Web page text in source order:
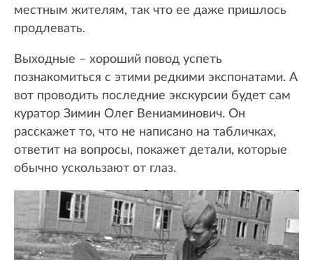
местным жителям, так что ее даже пришлось
продлевать.
Выходные – хороший повод успеть
познакомиться с этими редкими экспонатами. А
вот проводить последние экскурсии будет сам
куратор Зимин Олег Вениаминович. Он
расскажет то, что не написано на табличках,
ответит на вопросы, покажет детали, которые
обычно ускользают от глаз.